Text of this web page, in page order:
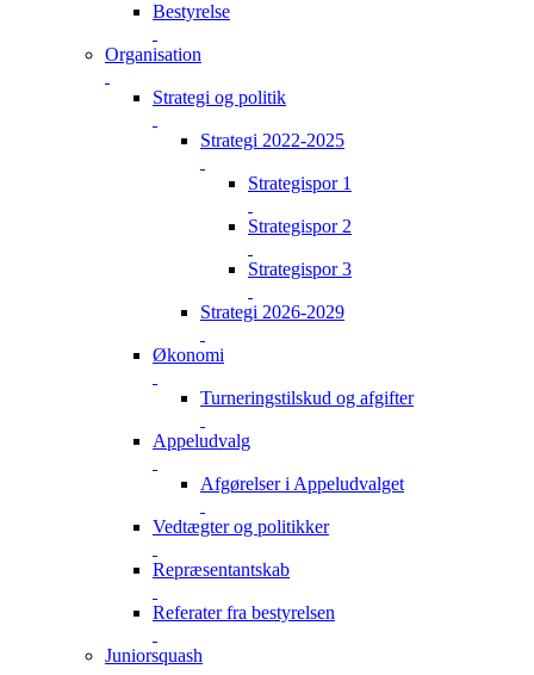
Bestyrelse
Organisation
Strategi og politik
Strategi 2022-2025
Strategispor 1
Strategispor 2
Strategispor 3
Strategi 2026-2029
Økonomi
Turneringstilskud og afgifter
Appeludvalg
Afgørelser i Appeludvalget
Vedtægter og politikker
Repræsentantskab
Referater fra bestyrelsen
Juniorsquash